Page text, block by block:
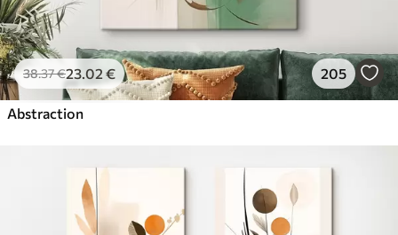
38.37€23.02 € 205
Abstraction